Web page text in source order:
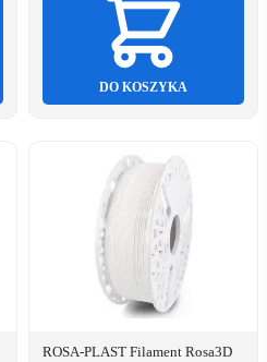
DO KOSZYKA
ROSA-PLAST Filament Rosa3D